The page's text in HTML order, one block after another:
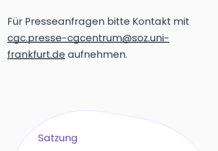
Für Presseanfragen bitte Kontakt mit
cgc.presse-cgcentrum@soz.uni-
frankfurt.de aufnehmen.
Satzung